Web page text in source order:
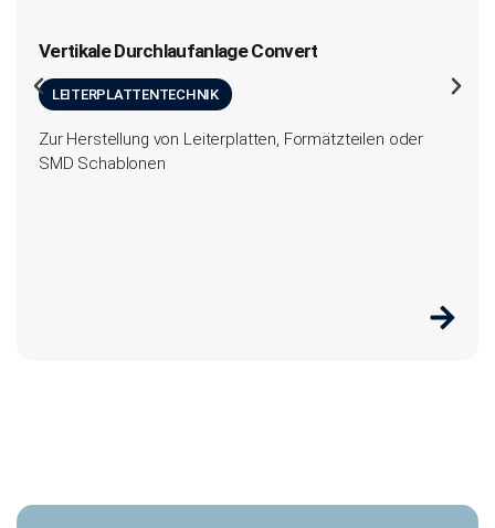
Vertikale Durchlaufanlage Convert
LEITERPLATTENTECHNIK
Zur Herstellung von Leiterplatten, Formätzteilen oder
SMD Schablonen